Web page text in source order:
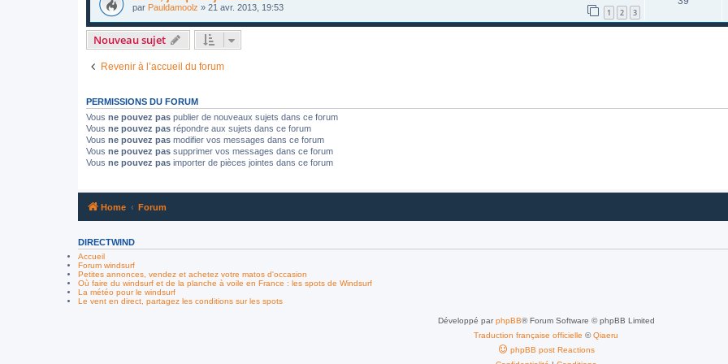
par Pauldamoolz » 21 avr. 2013, 19:53 1 2 3
Nouveau sujet
Revenir à l’accueil du forum
PERMISSIONS DU FORUM
Vous ne pouvez pas publier de nouveaux sujets dans ce forum
Vous ne pouvez pas répondre aux sujets dans ce forum
Vous ne pouvez pas modifier vos messages dans ce forum
Vous ne pouvez pas supprimer vos messages dans ce forum
Vous ne pouvez pas importer de pièces jointes dans ce forum
Home Forum
DIRECTWIND
Accueil
Forum windsurf
Petites annonces, vendez et achetez votre matos d'occasion
Où faire du windsurf et de la planche à voile en France : les spots de Windsurf
La météo pour le windsurf
Le vent en direct, partagez les conditions sur les spots
Développé parphpBB® Forum Software © phpBB Limited
Traduction française officielle ©Qiaeru
phpBB post Reactions